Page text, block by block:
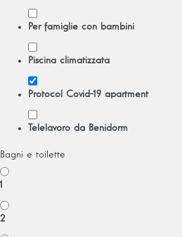
Per famiglie con bambini
Piscina climatizzata
Protocol Covid-19 apartment
Telelavoro da Benidorm
Bagni e toilette
1
2